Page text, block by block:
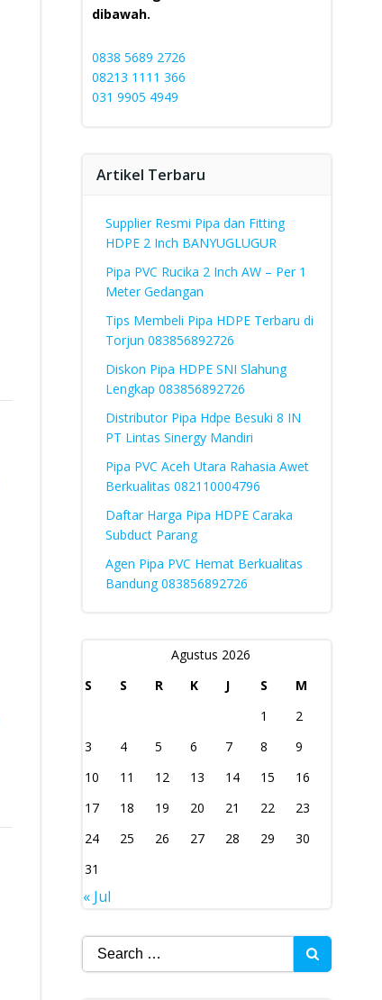
dibawah.
0838 5689 2726
08213 1111 366
031 9905 4949
Artikel Terbaru
Supplier Resmi Pipa dan Fitting
HDPE 2 Inch BANYUGLUGUR
Pipa PVC Rucika 2 Inch AW – Per 1
Meter Gedangan
Tips Membeli Pipa HDPE Terbaru di
Torjun 083856892726
Diskon Pipa HDPE SNI Slahung
Lengkap 083856892726
Distributor Pipa Hdpe Besuki 8 IN
PT Lintas Sinergy Mandiri
Pipa PVC Aceh Utara Rahasia Awet
Berkualitas 082110004796
Daftar Harga Pipa HDPE Caraka
Subduct Parang
Agen Pipa PVC Hemat Berkualitas
Bandung 083856892726
Agustus 2026
S
S R K J S
M
1
2
3
4 5 6 7 8
9
10
11 12 13 14 15
16
17
18 19 20 21 22
23
24
25 26 27 28 29
30
31
« Jul
Search
for: